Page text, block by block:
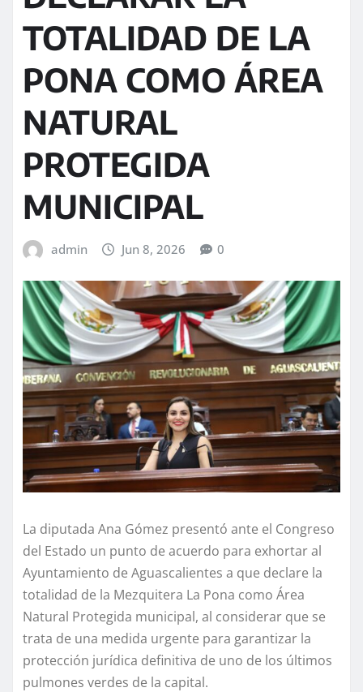
TOTALIDAD DE LA
PONA COMO ÁREA
NATURAL
PROTEGIDA
MUNICIPAL
admin Jun 8, 2026 0
La diputada Ana Gómez presentó ante el Congreso
del Estado un punto de acuerdo para exhortar al
Ayuntamiento de Aguascalientes a que declare la
totalidad de la Mezquitera La Pona como Área
Natural Protegida municipal, al considerar que se
trata de una medida urgente para garantizar la
protección jurídica definitiva de uno de los últimos
pulmones verdes de la capital.